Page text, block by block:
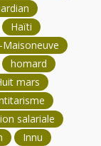
Haïti
homard
mars
salariale
Innu